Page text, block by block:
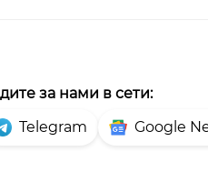
за нами в сети:
Telegram
Google